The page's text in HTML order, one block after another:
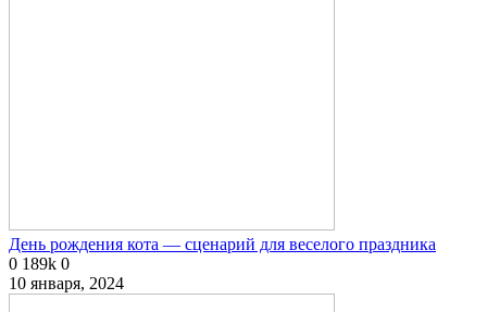
День рождения кота — сценарий для веселого праздника
0 189k 0
10 января, 2024